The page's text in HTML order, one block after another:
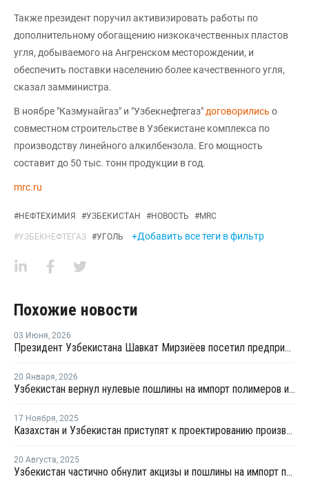
Также президент поручил активизировать работы по
дополнительному обогащению низкокачественных пластов
угля, добываемого на Ангренском месторождении, и
обеспечить поставки населению более качественного угля,
сказал замминистра.
В ноябре "Казмунайгаз" и "Узбекнефтегаз" договорились о
совместном строительстве в Узбекистане комплекса по
производству линейного алкилбензола. Его мощность
составит до 50 тыс. тонн продукции в год.
mrc.ru
#НЕФТЕХИМИЯ #УЗБЕКИСТАН #НОВОСТЬ #MRC
#УЗБЕКНЕФТЕГАЗ #УГОЛЬ +Добавить все теги в фильтр
Похожие новости
03 Июня, 2026
Президент Узбекистана Шавкат Мирзиёев посетил предприятие "Kmita Polymers"
20 Января, 2026
Узбекистан вернул нулевые пошлины на импорт полимеров и базовой химии
17 Ноября, 2025
Казахстан и Узбекистан приступят к проектированию производства линейного алкилбензола
20 Августа, 2025
Узбекистан частично обнулит акцизы и пошлины на импорт пластика